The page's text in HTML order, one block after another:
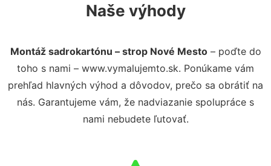
Naše výhody
Montáž sadrokartónu – strop Nové Mesto– poďte do
toho s nami – www.vymalujemto.sk. Ponúkame vám
prehľad hlavných výhod a dôvodov, prečo sa obrátiť na
nás. Garantujeme vám, že nadviazanie spolupráce s
nami nebudete ľutovať.